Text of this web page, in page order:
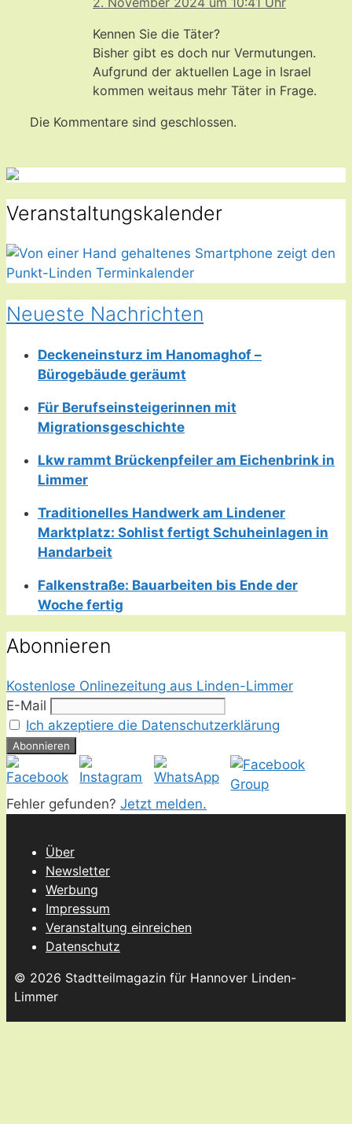
Kennen Sie die Täter?
Bisher gibt es doch nur Vermutungen.
Aufgrund der aktuellen Lage in Israel
kommen weitaus mehr Täter in Frage.
Die Kommentare sind geschlossen.
Veranstaltungskalender
Neueste Nachrichten
Deckeneinsturz im Hanomaghof –
Bürogebäude geräumt
Für Berufseinsteigerinnen mit
Migrationsgeschichte
Lkw rammt Brückenpfeiler am Eichenbrink in
Limmer
Traditionelles Handwerk am Lindener
Marktplatz: Sohlist fertigt Schuheinlagen in
Handarbeit
Falkenstraße: Bauarbeiten bis Ende der
Woche fertig
Abonnieren
Kostenlose Onlinezeitung aus Linden-Limmer
E-Mail
Ich akzeptiere die Datenschutzerklärung
Fehler gefunden? Jetzt melden.
Über
Newsletter
Werbung
Impressum
Veranstaltung einreichen
Datenschutz
© 2026 Stadtteilmagazin für Hannover Linden-
Limmer